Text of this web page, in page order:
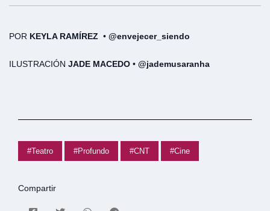
POR KEYLA RAMÍREZ • @envejecer_siendo
ILUSTRACIÓN JADE MACEDO • @jademusaranha
#Teatro #Profundo #CNT #Cine
Compartir